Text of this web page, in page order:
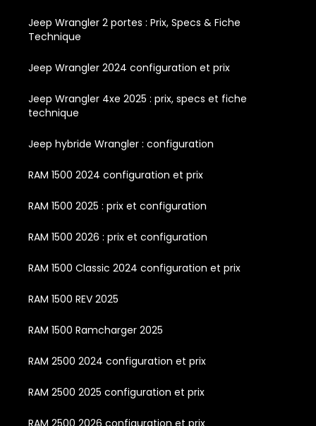
Jeep Wrangler 2 portes : Prix, Specs & Fiche
Technique
Jeep Wrangler 2024 configuration et prix
Jeep Wrangler 4xe 2025 : prix, specs et fiche
technique
Jeep hybride Wrangler : configuration
RAM 1500 2024 configuration et prix
RAM 1500 2025 : prix et configuration
RAM 1500 2026 : prix et configuration
RAM 1500 Classic 2024 configuration et prix
RAM 1500 REV 2025
RAM 1500 Ramcharger 2025
RAM 2500 2024 configuration et prix
RAM 2500 2025 configuration et prix